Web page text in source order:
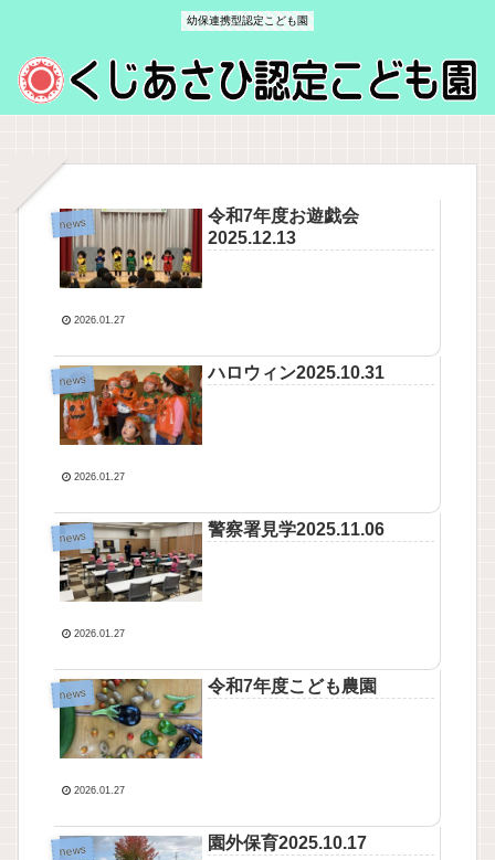
幼保連携型認定こども園
news
令和7年度お遊戯会
2025.12.13
2026.01.27
news ハロウィン2025.10.31
2026.01.27
news 警察署見学2025.11.06
2026.01.27
news 令和7年度こども農園
2026.01.27
news 園外保育2025.10.17